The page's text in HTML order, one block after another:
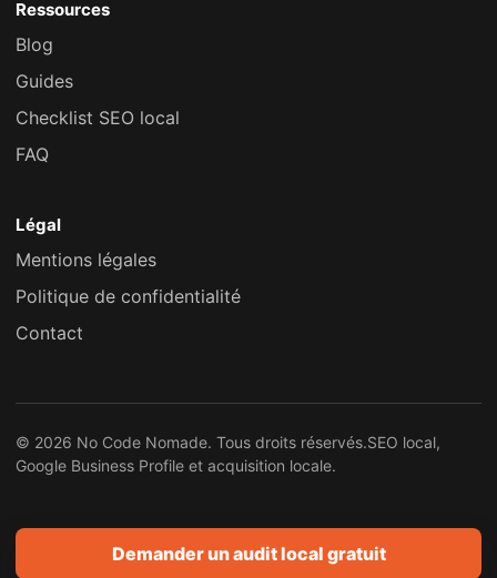
Ressources
Blog
Guides
Checklist SEO local
FAQ
Légal
Mentions légales
Politique de confidentialité
Contact
© 2026 No Code Nomade. Tous droits réservés.SEO local,
Google Business Profile et acquisition locale.
Demander un audit local gratuit